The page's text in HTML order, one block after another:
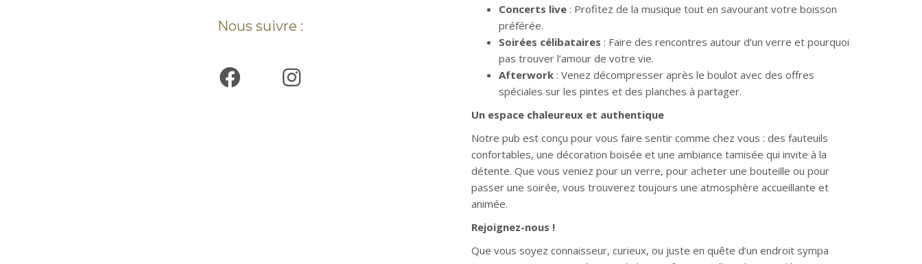
Nous suivre :
Concerts live : Profitez de la musique tout en savourant votre boisson
préférée.
Soirées célibataires : Faire des rencontres autour d’un verre et pourquoi
pas trouver l’amour de votre vie.
Afterwork : Venez décompresser après le boulot avec des offres
spéciales sur les pintes et des planches à partager.
Un espace chaleureux et authentique
Notre pub est conçu pour vous faire sentir comme chez vous : des fauteuils
confortables, une décoration boisée et une ambiance tamisée qui invite à la
détente. Que vous veniez pour un verre, pour acheter une bouteille ou pour
passer une soirée, vous trouverez toujours une atmosphère accueillante et
animée.
Rejoignez-nous !
Que vous soyez connaisseur, curieux, ou juste en quête d’un endroit sympa